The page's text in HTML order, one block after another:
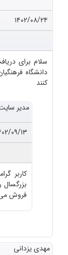
۱۴۰۲/۰۸/۲۴
سلام برای
دانشگاه
کنند
مدیر
۱۴۰۲/۰۹/
فروش
مهدی یزدانی